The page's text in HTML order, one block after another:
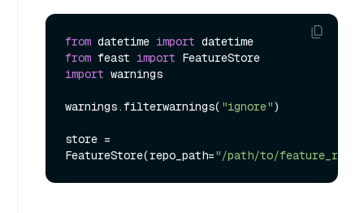
from datetime import
from feast import
import warnings
warnings.filterwarnings( "ignore")
store =
FeatureStore(repo_path="/path/to/feature_repo"